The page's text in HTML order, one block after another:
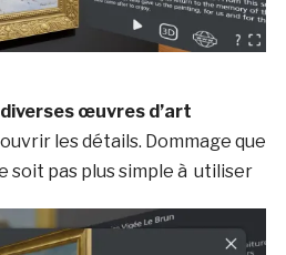
œuvres d’art
les détails. Dommage que
pas plus simple à utiliser